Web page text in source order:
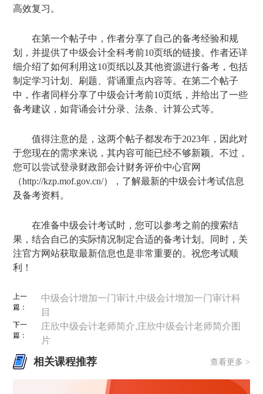
高效复习。
在第一个帖子中，作者分享了自己的备考经验和规
划，并提供了中级会计全科考前10页纸的链接。作者还详
细介绍了如何利用这10页纸以及其他资源进行备考，包括
制定学习计划、刷题、背诵重点内容等。在第二个帖子
中，作者同样分享了中级会计考前10页纸，并给出了一些
备考建议，如背诵会计分录、法条、计算公式等。
值得注意的是，这两个帖子都发布于2023年，因此对
于您现在的需求来说，其内容可能已经不够新颖。不过，
您可以尝试登录财政部会计财务评价中心官网
（http://kzp.mof.gov.cn/），了解最新的中级会计考试信息
及备考资料。
在准备中级会计考试时，您可以参考之前的搜索结
果，结合自己的实际情况制定合适的备考计划。同时，关
注官方网站获取最新信息也是非常重要的。祝您考试顺
利！
上一
篇：
中级会计增加一门审计,中级会计增加一门审计科
目
下一
篇：
庄欣中级会计老师简介,庄欣中级会计老师简介图
片
相关课程推荐 查看更多 >